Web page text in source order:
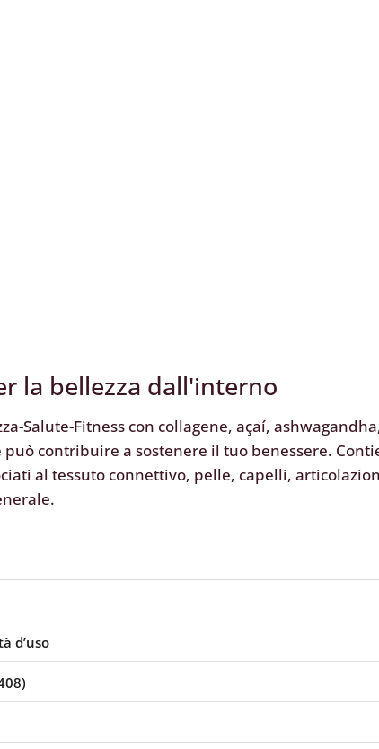
la bellezza dall'interno
Salute-Fitness con collagene, açaí,
può contribuire a sostenere il tuo benessere.
al tessuto connettivo, pelle, capelli,
d’uso